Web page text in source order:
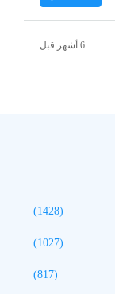
(1428)
(1027)
(817)